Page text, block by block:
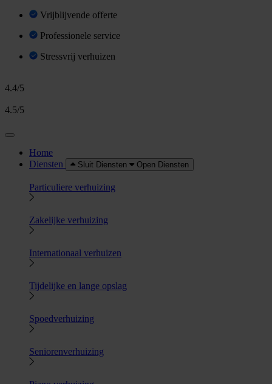
Vrijblijvende offerte
Professionele service
Stressvrij verhuizen
4.4/5
4.5/5
Home
Diensten
Sluit Diensten Open Diensten
Particuliere verhuizing
Zakelijke verhuizing
Internationaal verhuizen
Tijdelijke en lange opslag
Spoedverhuizing
Seniorenverhuizing